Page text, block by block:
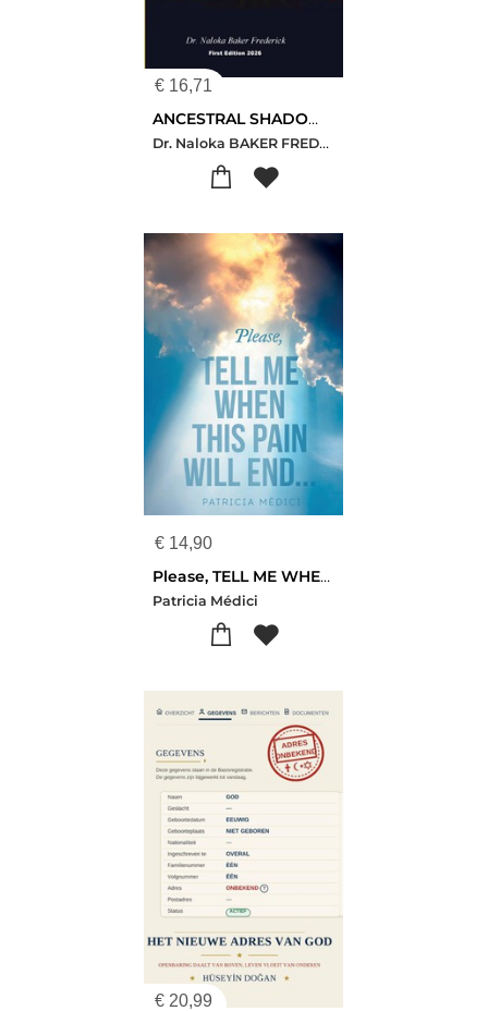
€ 16,71
ANCESTRAL SHADOWS AND GOSPEL LIGHT
Dr. Naloka BAKER FREDERICK
€ 14,90
Please, TELL ME WHEN THIS PAIN WILL END
Patricia Médici
€ 20,99